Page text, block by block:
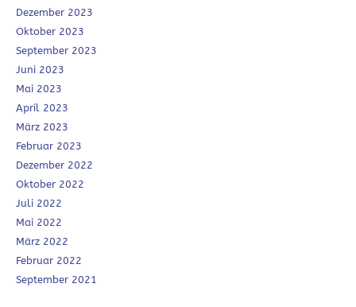
Dezember 2023
Oktober 2023
September 2023
Juni 2023
Mai 2023
April 2023
März 2023
Februar 2023
Dezember 2022
Oktober 2022
Juli 2022
Mai 2022
März 2022
Februar 2022
September 2021